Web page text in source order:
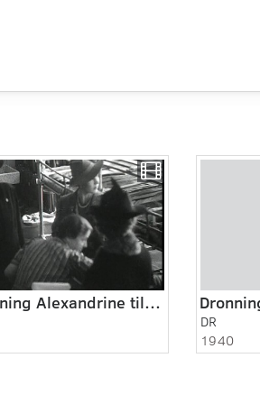
Dronning Alexandrine til marmeladekogning
DR
1940